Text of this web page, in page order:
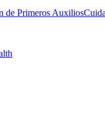
de Primeros Auxilios